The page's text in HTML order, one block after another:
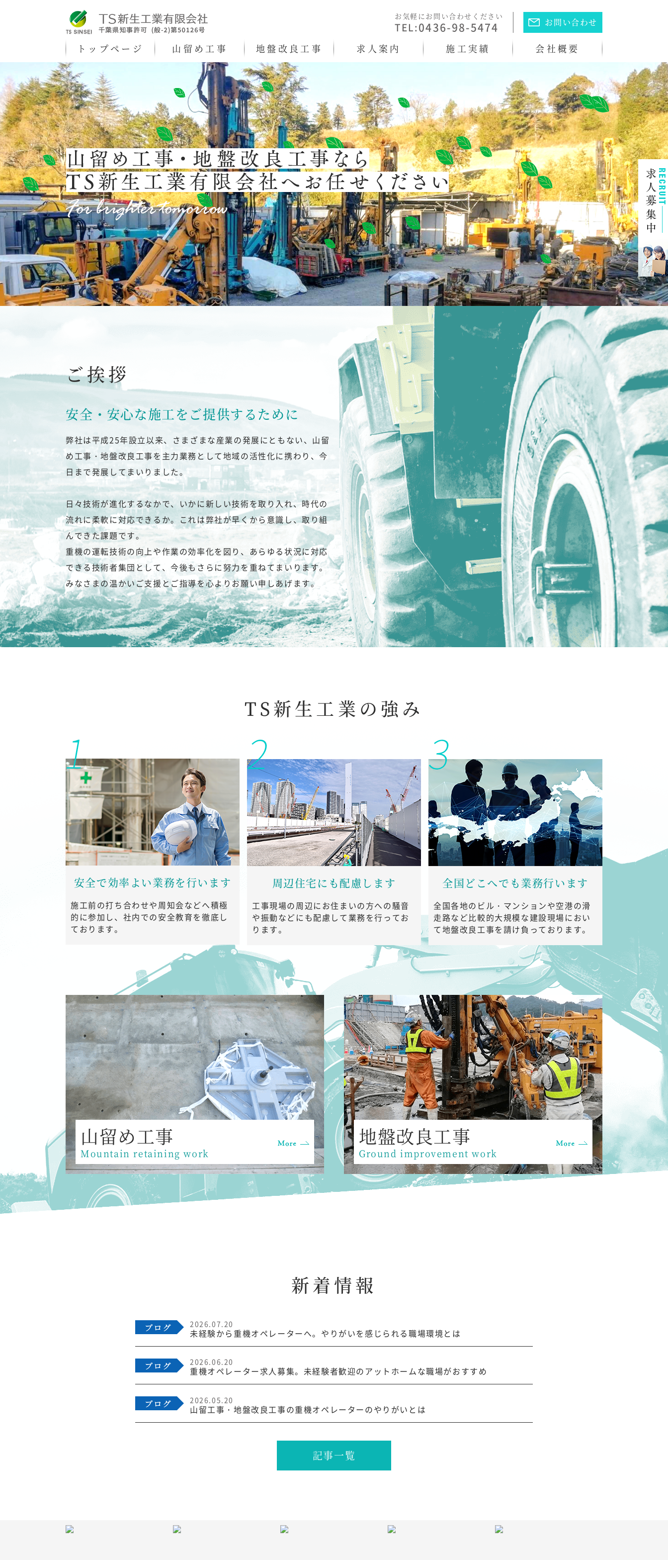
お気軽にお問い合わせください
TEL:0436-98-5474 お問い合わせ
トップページ 山留め工事 地盤改良工事 求人案内 施工実績 会社概要
ご挨拶
安全・安心な施工をご提供するために
弊社は平成25年設立以来、さまざまな産業の発展にともない、山留
め工事・地盤改良工事を主力業務として地域の活性化に携わり、今
日まで発展してまいりました。
日々技術が進化するなかで、いかに新しい技術を取り入れ、時代の
流れに柔軟に対応できるか。これは弊社が早くから意識し、取り組
んできた課題です。
重機の運転技術の向上や作業の効率化を図り、あらゆる状況に対応
できる技術者集団として、今後もさらに努力を重ねてまいります。
みなさまの温かいご支援とご指導を心よりお願い申しあげます。
TS新生工業の強み
安全で効率よい業務を行います
施工前の打ち合わせや周知会などへ積極
的に参加し、社内での安全教育を徹底し
ております。
周辺住宅にも配慮します
工事現場の周辺にお住まいの方への騒音
や振動などにも配慮して業務を行ってお
ります。
全国どこへでも業務行います
全国各地のビル・マンションや空港の滑
走路など比較的大規模な建設現場におい
て地盤改良工事を請け負っております。
山留め工事
Mountain retaining work
地盤改良工事
Ground improvement work
新着情報
2026.07.20
未経験から重機オペレーターへ。やりがいを感じられる職場環境とは
2026.06.20
重機オペレーター求人募集。未経験者歓迎のアットホームな職場がおすすめ
2026.05.20
山留工事・地盤改良工事の重機オペレーターのやりがいとは
記事一覧